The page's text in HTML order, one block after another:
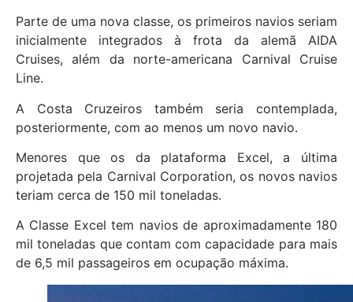
Parte de uma nova classe, os primeiros navios seriam
inicialmente integrados à frota da alemã AIDA
Cruises, além da norte-americana Carnival Cruise
Line.
A Costa Cruzeiros também seria contemplada,
posteriormente, com ao menos um novo navio.
Menores que os da plataforma Excel, a última
projetada pela Carnival Corporation, os novos navios
teriam cerca de 150 mil toneladas.
A Classe Excel tem navios de aproximadamente 180
mil toneladas que contam com capacidade para mais
de 6,5 mil passageiros em ocupação máxima.